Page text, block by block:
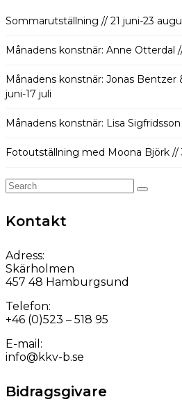
Sommarutställning // 21 juni-23
Månadens konstnär: Anne Otterdal
Månadens konstnär: Jonas Bentzer
juni-17 juli
Månadens konstnär: Lisa
Fotoutställning med Moona Björk //
Search
Kontakt
Adress:
Skärholmen
457 48 Hamburgsund
Telefon:
+46 (0)523 – 518 95
E-mail:
info@kkv-b.se
Bidragsgivare